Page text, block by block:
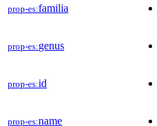
prop-es:familia
prop-es:genus
prop-es:id
prop-es:name